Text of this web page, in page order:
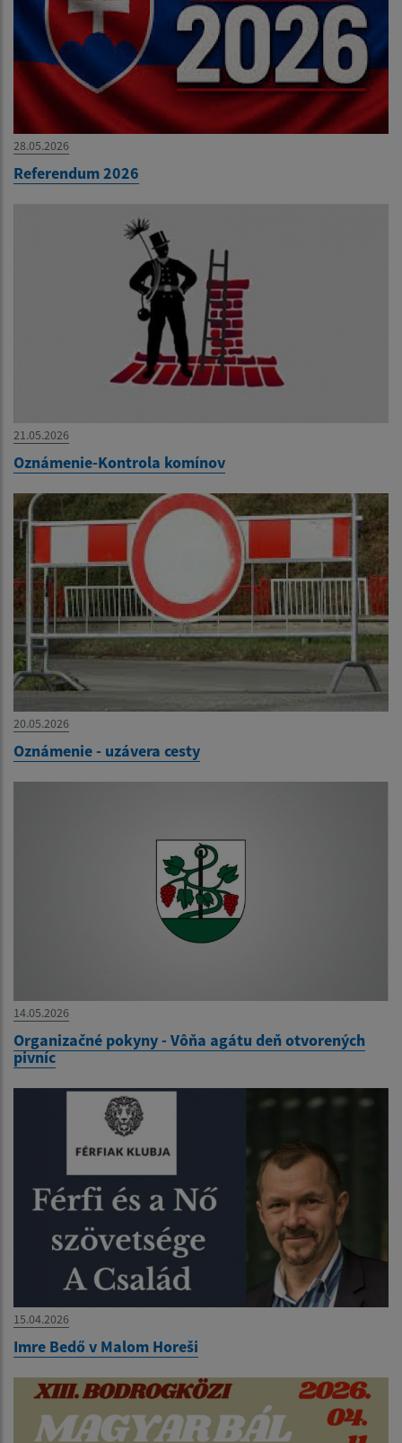
28.05.2026
Referendum 2026
21.05.2026
Oznámenie-Kontrola komínov
20.05.2026
Oznámenie - uzávera cesty
14.05.2026
Organizačné pokyny - Vôňa agátu deň otvorených
pivníc
15.04.2026
Imre Bedő v Malom Horeši